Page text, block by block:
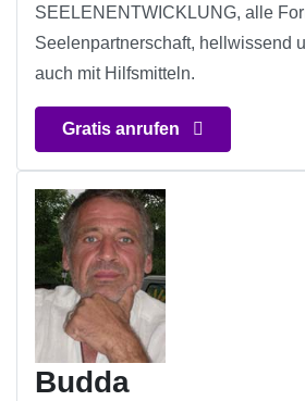
SEELENENTWICKLUNG, alle
Seelenpartnerschaft, hellwissend
auch mit Hilfsmitteln.
Gratis anrufen
Budda